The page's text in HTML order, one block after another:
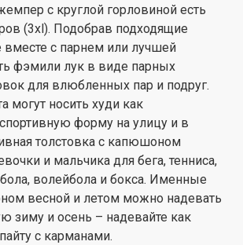
с круглой горловиной есть
(3xl). Подобрав подходящие
с парнем или лучшей
фэмили лук в виде парных
для влюбленных пар и подруг.
могут носить худи как
форму на улицу и в
толстовка с капюшоном
и мальчика для бега, тенниса,
волейбола и бокса. Именные
весной и летом можно надевать
зиму и осень – надевайте как
с карманами.